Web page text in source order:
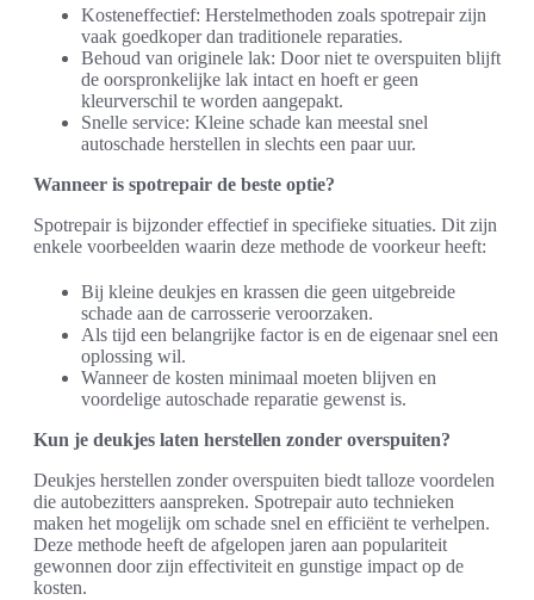
Kosteneffectief: Herstelmethoden zoals spotrepair zijn
vaak goedkoper dan traditionele reparaties.
Behoud van originele lak: Door niet te overspuiten blijft
de oorspronkelijke lak intact en hoeft er geen
kleurverschil te worden aangepakt.
Snelle service: Kleine schade kan meestal snel
autoschade herstellen in slechts een paar uur.
Wanneer is spotrepair de beste optie?
Spotrepair is bijzonder effectief in specifieke situaties. Dit zijn
enkele voorbeelden waarin deze methode de voorkeur heeft:
Bij kleine deukjes en krassen die geen uitgebreide
schade aan de carrosserie veroorzaken.
Als tijd een belangrijke factor is en de eigenaar snel een
oplossing wil.
Wanneer de kosten minimaal moeten blijven en
voordelige autoschade reparatie gewenst is.
Kun je deukjes laten herstellen zonder overspuiten?
Deukjes herstellen zonder overspuiten biedt talloze voordelen
die autobezitters aanspreken. Spotrepair auto technieken
maken het mogelijk om schade snel en efficiënt te verhelpen.
Deze methode heeft de afgelopen jaren aan populariteit
gewonnen door zijn effectiviteit en gunstige impact op de
kosten.